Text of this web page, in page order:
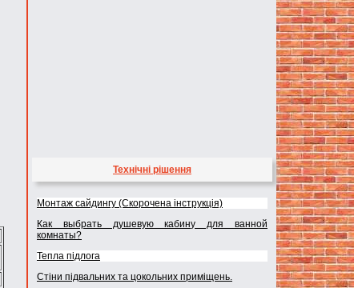
Технічні рішення
Монтаж сайдингу (Скорочена інструкція)
Как выбрать душевую кабину для ванной
комнаты?
Тепла підлога
Стіни підвальних та цокольних приміщень.